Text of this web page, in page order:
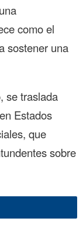
como el
sostener una
se traslada
Estados
que
sobre